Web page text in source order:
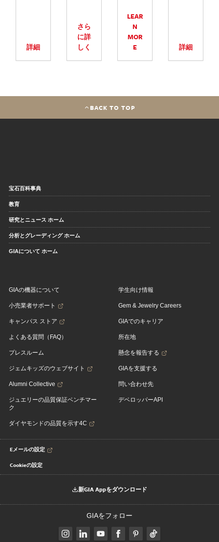
詳細
さら
に詳
しく
LEAR
N
MOR
E
詳細
BACK TO TOP
宝石百科事典
教育
研究とニュース ホーム
分析とグレーディング ホーム
GIAについて ホーム
GIAの機器について
小売業者サポート
キャンパス ストア
よくある質問（FAQ）
プレスルーム
ジェムキッズのウェブサイト
Alumni Collective
ジュエリーの品質保証ベンチマー
ク
ダイヤモンドの品質を示す4C
学生向け情報
Gem & Jewelry Careers
GIAでのキャリア
所在地
懸念を報告する
GIAを支援する
問い合わせ先
デベロッパーAPI
Eメールの設定
Cookieの設定
新GIA Appをダウンロード
GIAをフォロー